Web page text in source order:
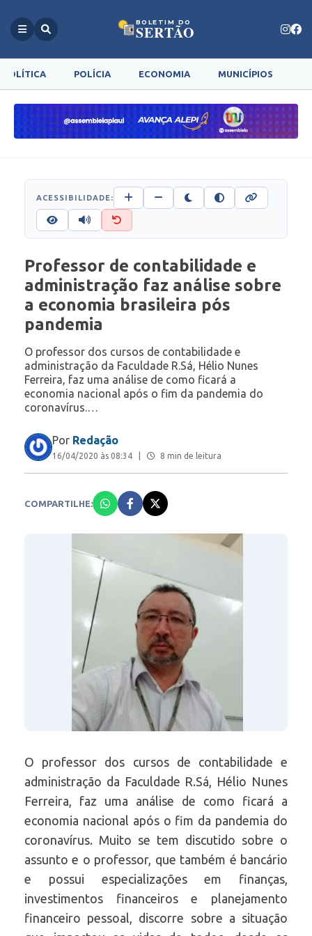
BOLETIM DO
SERTÃO
POLÍTICA POLÍCIA ECONOMIA MUNICÍPIOS
ACESSIBILIDADE:
Professor de contabilidade e
administração faz análise sobre
a economia brasileira pós
pandemia
O professor dos cursos de contabilidade e
administração da Faculdade R.Sá, Hélio Nunes
Ferreira, faz uma análise de como ficará a
economia nacional após o fim da pandemia do
coronavírus.…
Por Redação
16/04/2020 às 08:34 8 min de leitura
COMPARTILHE:
O professor dos cursos de contabilidade e
administração da Faculdade R.Sá, Hélio Nunes
Ferreira, faz uma análise de como ficará a
economia nacional após o fim da pandemia do
coronavírus. Muito se tem discutido sobre o
assunto e o professor, que também é bancário
e possui especializações em finanças,
investimentos financeiros e planejamento
financeiro pessoal, discorre sobre a situação